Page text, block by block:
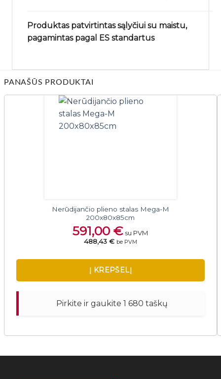
Produktas patvirtintas sąlyčiui su maistu,
pagamintas pagal ES standartus
PANAŠŪS PRODUKTAI
Nerūdijančio plieno stalas Mega-M
200x80x85cm
591,00€ su PVM
488,43 € be PVM
Į KREPŠELĮ
Pirkite ir gaukite 1 680 taškų